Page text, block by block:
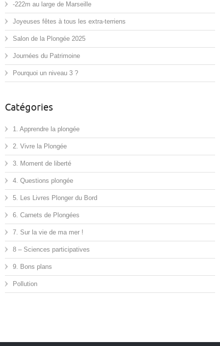
-222m au large de Marseille
Joyeuses fêtes à tous les extra-terriens
Salon de la Plongée 2025
Journées du Patrimoine
Pourquoi un niveau 3 ?
Catégories
1. Apprendre la plongée
2. Vivre la Plongée
3. Moment de liberté
4. Questions plongée
5. Les Livres Plonger du Bord
6. Carnets de Plongées
7. Sur la vie de ma mer !
8 – Sciences participatives
9. Bons plans
Pollution